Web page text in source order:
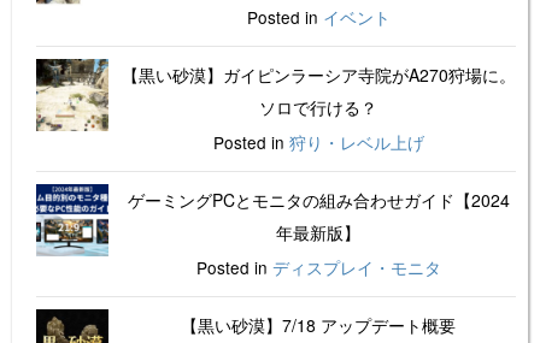
Posted in イベント
【黒い砂漠】ガイピンラーシア寺院がA270狩場に。
ソロで行ける？
Posted in 狩り・レベル上げ
ゲーミングPCとモニタの組み合わせガイド【2024
年最新版】
Posted in ディスプレイ・モニタ
【黒い砂漠】7/18 アップデート概要